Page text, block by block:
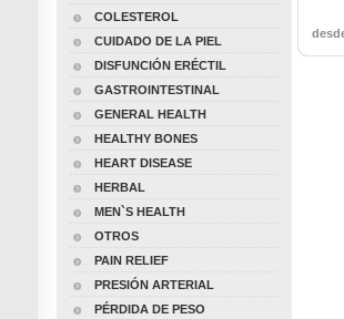
COLESTEROL
CUIDADO DE LA PIEL
DISFUNCIÓN ERÉCTIL
GASTROINTESTINAL
GENERAL HEALTH
HEALTHY BONES
HEART DISEASE
HERBAL
MEN`S HEALTH
OTROS
PAIN RELIEF
PRESIÓN ARTERIAL
PÉRDIDA DE PESO